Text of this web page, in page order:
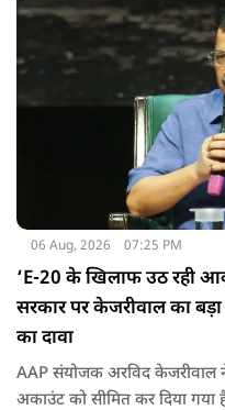
06 Aug, 2026 07:25 PM
‘E-20 के खिलाफ उठ रही
सरकार पर केजरीवाल का
का दावा
AAP संयोजक अरविद केजरीवाल
अकाउंट को सीमित कर दिया